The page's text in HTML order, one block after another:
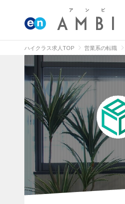
ハイクラス求人TOP 営業系の転職